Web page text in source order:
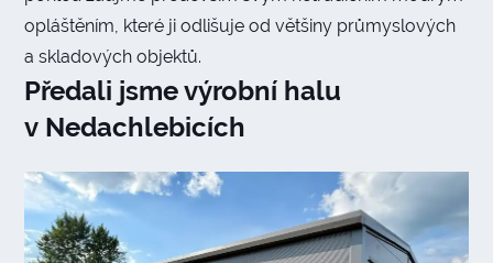
opláštěním, které ji odlišuje od většiny průmyslových
a skladových objektů.
Předali jsme výrobní halu
v Nedachlebicích